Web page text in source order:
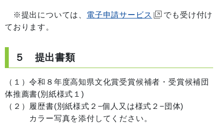
※提出については、 電子申請サービス
でも受け付け
ております。
５ 提出書類
（１）令和８年度高知県文化賞受賞候補者・受賞候補団
体推薦書(別紙様式１)
（２）履歴書(別紙様式２−個人又は様式２−団体)
カラー写真を添付してください。